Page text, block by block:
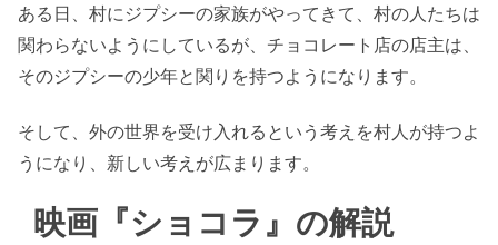
ある日、村にジプシーの家族がやってきて、村の人たちは
関わらないようにしているが、チョコレート店の店主は、
そのジプシーの少年と関りを持つようになります。
そして、外の世界を受け入れるという考えを村人が持つよ
うになり、新しい考えが広まります。
映画『ショコラ』の解説